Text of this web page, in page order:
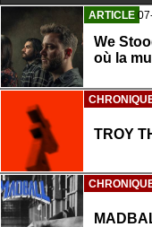
ARTICLE
We
où la
TROY